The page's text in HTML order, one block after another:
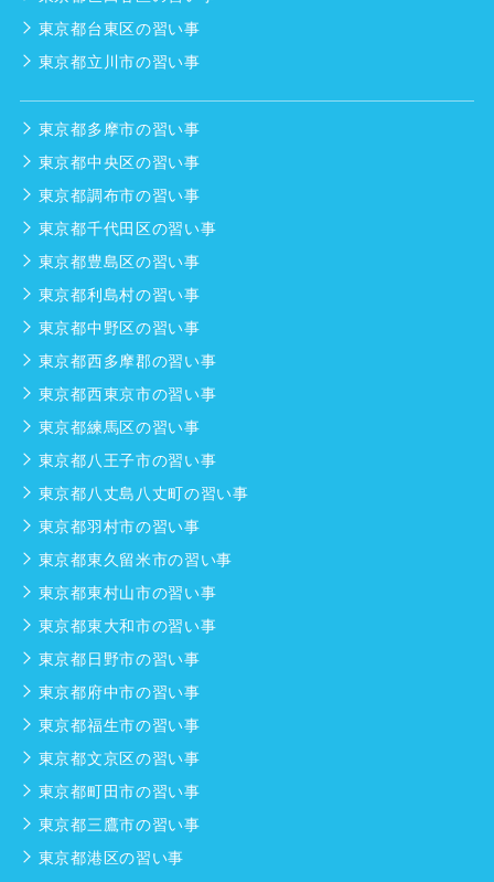
東京都台東区の習い事
東京都立川市の習い事
東京都多摩市の習い事
東京都中央区の習い事
東京都調布市の習い事
東京都千代田区の習い事
東京都豊島区の習い事
東京都利島村の習い事
東京都中野区の習い事
東京都西多摩郡の習い事
東京都西東京市の習い事
東京都練馬区の習い事
東京都八王子市の習い事
東京都八丈島八丈町の習い事
東京都羽村市の習い事
東京都東久留米市の習い事
東京都東村山市の習い事
東京都東大和市の習い事
東京都日野市の習い事
東京都府中市の習い事
東京都福生市の習い事
東京都文京区の習い事
東京都町田市の習い事
東京都三鷹市の習い事
東京都港区の習い事